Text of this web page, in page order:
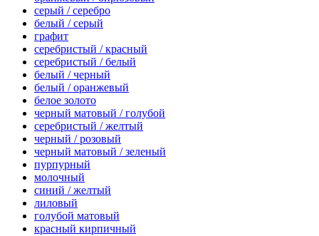
серый / серебро
белый / серый
графит
серебристый / красный
серебристый / белый
белый / черный
белый / оранжевый
белое золото
черный матовый / голубой
серебристый / желтый
черный / розовый
черный матовый / зеленый
пурпурный
молочный
синий / желтый
лиловый
голубой матовый
красный кирпичный